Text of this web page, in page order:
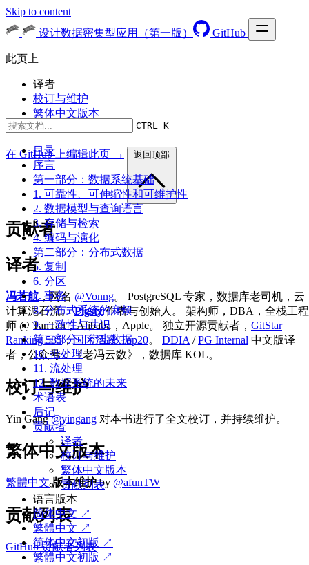
Skip to content
设计数据密集型应用（第一版）
GitHub
CTRL K
目录
序言
第一部分：数据系统基础
1. 可靠性、可伸缩性和可维护性
2. 数据模型与查询语言
3. 存储与检索
4. 编码与演化
第二部分：分布式数据
5. 复制
6. 分区
7. 事务
8. 分布式系统的麻烦
9. 一致性与共识
第三部分：衍生数据
10. 批处理
11. 流处理
12. 数据系统的未来
术语表
后记
贡献者
译者
校订与维护
繁体中文版本
贡献列表
语言版本
简体中文 ↗
繁體中文 ↗
简体中文初版 ↗
繁體中文初版 ↗
此页上
译者
校订与维护
繁体中文版本
贡献列表
在 GitHub 上编辑此页 → 返回顶部
贡献者
译者
冯若航，网名 @Vonng。 PostgreSQL 专家，数据库老司机，云
计算泥石流。Pigsty作者与创始人。 架构师，DBA，全栈工程
师 @ TanTan，Alibaba，Apple。 独立开源贡献者， GitStar
Ranking 585，国区活跃 Top20。 DDIA /PG Internal 中文版译
者，公众号：《老冯云数》，数据库 KOL。
校订与维护
Yin Gang@yingang 对本书进行了全文校订，并持续维护。
繁体中文版本
繁體中文 版本维护by @afunTW
贡献列表
GitHub 贡献者列表